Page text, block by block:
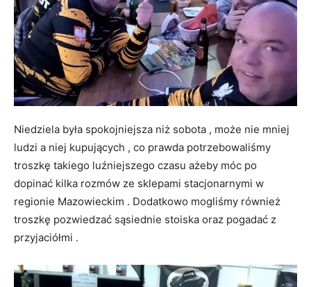
Niedziela była spokojniejsza niż sobota , może nie mniej
ludzi a niej kupujących , co prawda potrzebowaliśmy
troszkę takiego luźniejszego czasu ażeby móc po
dopinać kilka rozmów ze sklepami stacjonarnymi w
regionie Mazowieckim . Dodatkowo mogliśmy również
troszkę pozwiedzać sąsiednie stoiska oraz pogadać z
przyjaciółmi .